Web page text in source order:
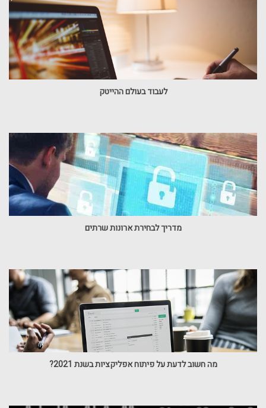
לעבוד בעולם ההייטק
מדריך לבחירת ארונות שרתים
מה חשוב לדעת על פיתוח אפליקציות בשנת 2021?